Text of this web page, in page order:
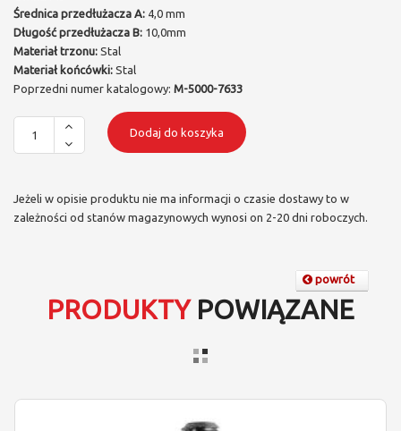
Średnica przedłużacza A: 4,0 mm
Długość przedłużacza B: 10,0mm
Materiał trzonu: Stal
Materiał końcówki: Stal
Poprzedni numer katalogowy: M-5000-7633
Dodaj do koszyka
Jeżeli w opisie produktu nie ma informacji o czasie dostawy to w
zależności od stanów magazynowych wynosi on 2-20 dni roboczych.
powrót
PRODUKTYPOWIĄZANE